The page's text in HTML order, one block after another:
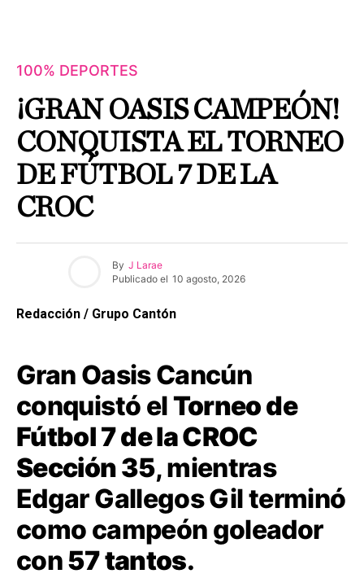
100% DEPORTES
¡GRAN OASIS CAMPEÓN!
CONQUISTA EL TORNEO
DE FÚTBOL 7 DE LA
CROC
By J Larae
Publicado el 10 agosto, 2026
Redacción / Grupo Cantón
Gran Oasis Cancún
conquistó elTorneo de
Fútbol 7 de la CROC
Sección 35, mientras
Edgar Gallegos Gil terminó
como campeón goleador
con57 tantos.